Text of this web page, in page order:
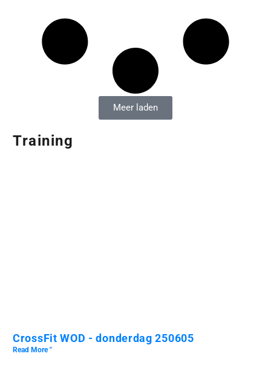
Meer laden
Training
CrossFit WOD - donderdag 250605
Read More "